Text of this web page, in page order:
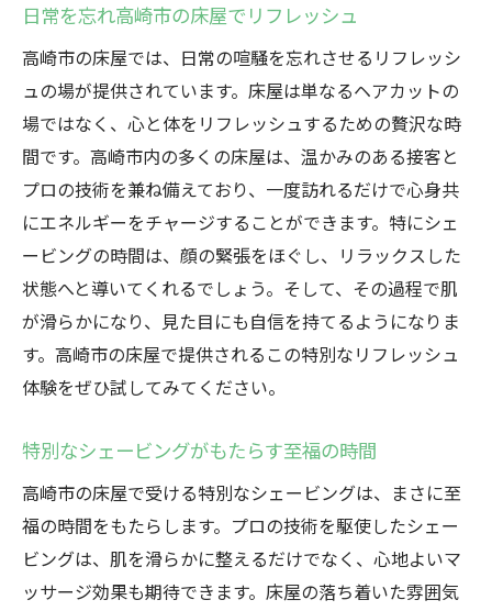
日常を忘れ高崎市の床屋でリフレッシュ
高崎市の床屋では、日常の喧騒を忘れさせるリフレッシ
ュの場が提供されています。床屋は単なるヘアカットの
場ではなく、心と体をリフレッシュするための贅沢な時
間です。高崎市内の多くの床屋は、温かみのある接客と
プロの技術を兼ね備えており、一度訪れるだけで心身共
にエネルギーをチャージすることができます。特にシェ
ービングの時間は、顔の緊張をほぐし、リラックスした
状態へと導いてくれるでしょう。そして、その過程で肌
が滑らかになり、見た目にも自信を持てるようになりま
す。高崎市の床屋で提供されるこの特別なリフレッシュ
体験をぜひ試してみてください。
特別なシェービングがもたらす至福の時間
高崎市の床屋で受ける特別なシェービングは、まさに至
福の時間をもたらします。プロの技術を駆使したシェー
ビングは、肌を滑らかに整えるだけでなく、心地よいマ
ッサージ効果も期待できます。床屋の落ち着いた雰囲気